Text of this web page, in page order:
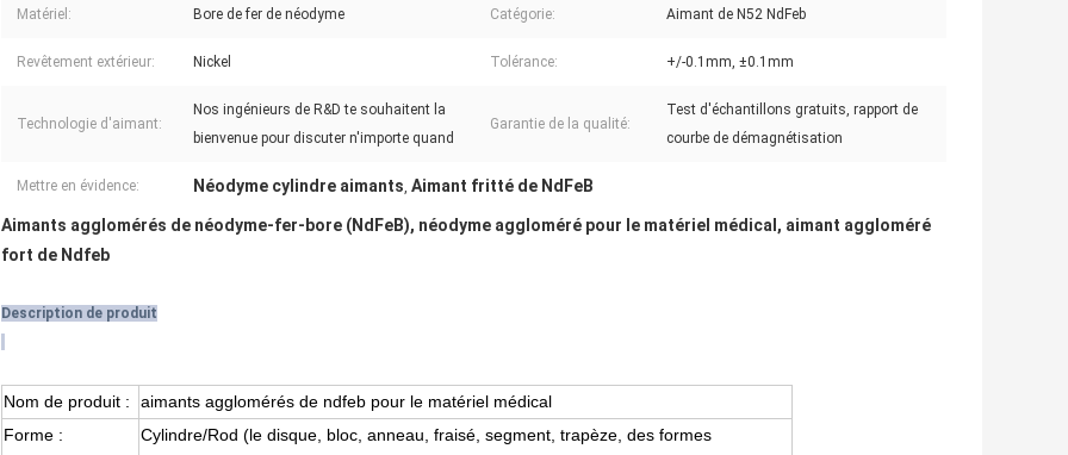
Matériel: Bore de fer de néodyme Catégorie: Aimant de N52 NdFeb
Revêtement extérieur: Nickel Tolérance: +/-0.1mm, ±0.1mm
Technologie d'aimant:
Nos ingénieurs de R&D te souhaitent la
bienvenue pour discuter n'importe quand
Garantie de la qualité:
Test d'échantillons gratuits, rapport de
courbe de démagnétisation
Mettre en évidence: Néodyme cylindre aimants Aimant fritté de NdFeB
Aimants agglomérés de néodyme-fer-bore (NdFeB), néodyme aggloméré pour le matériel médical, aimant aggloméré
fort de Ndfeb
Description de produit
Nom de produit :
aimants agglomérés de ndfeb pour le matériel médical
Forme :
Cylindre/Rod (le disque, bloc, anneau, fraisé, segment, trapèze, des formes